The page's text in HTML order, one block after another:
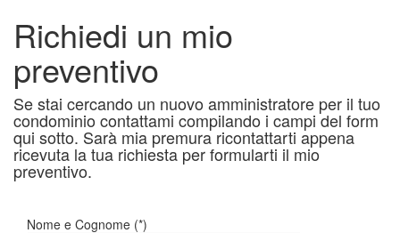
Richiedi un mio
preventivo
Se stai cercando un nuovo amministratore per il tuo
condominio contattami compilando i campi del form
qui sotto. Sarà mia premura ricontattarti appena
ricevuta la tua richiesta per formularti il mio
preventivo.
Nome e Cognome (*)